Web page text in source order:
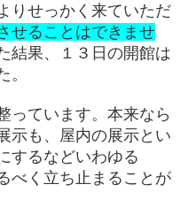
りせっかく来ていただ
せることはできませ
結果、１３日の開館は
。
っています。本来なら
示も、屋内の展示とい
するなどいわゆる
べく立ち止まることが